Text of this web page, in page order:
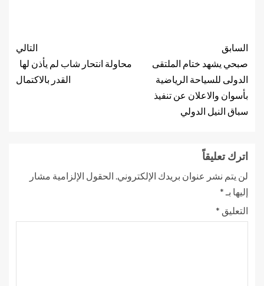
السابق
صبحي يشهد ختام الملتقى
الدولى للسياحة الرياضية
بأسوان والاعلان عن تنفيذ
سباق النيل الدولي
التالي
محاولة انتحار شاب لم يأذن لها
القدر بالاكتمال
اترك تعليقاً
لن يتم نشر عنوان بريدك الإلكتروني. الحقول الإلزامية مشار
إليها بـ *
التعليق *